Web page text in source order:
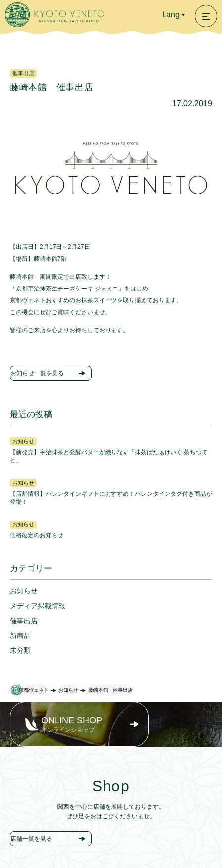
Lang
催事出店
藤崎本館 催事出店
17.02.2019
【出店日】2月17日～2月27日
【場所】藤崎本館7階
藤崎本館 期間限定で出店致します！
「京都宇治抹茶生チーズケーキ ジェミニ」をはじめ
京都ヴェネトおすすめのお抹茶スイーツを取り揃えております。
この機会にぜひご賞味くださいませ。
皆様のご来店を心よりお待ちしております。
お知らせ一覧を見る
最近の投稿
お知らせ
【新発売】宇治抹茶と発酵バターが織りなす「抹茶ばたぁけいく 茶ちつて
と」
お知らせ
【店舗情報】バレンタインギフトにおすすめ！バレンタインタグ付き商品が
登場！
お知らせ
価格改定のお知らせ
カテゴリー
お知らせ
メディア掲載情報
催事出店
新商品
未分類
京都ヴェネト お知らせ 藤崎本館 催事出店
ONLINE SHOP
オンラインショップ
Shop
関西を中心に店舗を展開しております。
ぜひ足をおはこびくださいませ。
店舗一覧を見る